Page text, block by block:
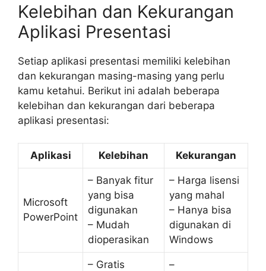
Kelebihan dan Kekurangan
Aplikasi Presentasi
Setiap aplikasi presentasi memiliki kelebihan
dan kekurangan masing-masing yang perlu
kamu ketahui. Berikut ini adalah beberapa
kelebihan dan kekurangan dari beberapa
aplikasi presentasi:
Aplikasi Kelebihan Kekurangan
Microsoft
PowerPoint
– Banyak fitur
yang bisa
digunakan
– Mudah
dioperasikan
– Harga lisensi
yang mahal
– Hanya bisa
digunakan di
Windows
– Gratis
–